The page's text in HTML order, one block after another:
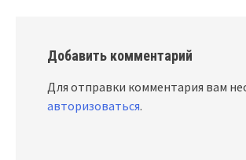
Добавить комментарий
Для отправки комментария вам
авторизоваться.